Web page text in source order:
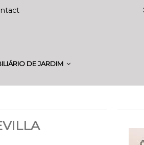
DE JARDIM